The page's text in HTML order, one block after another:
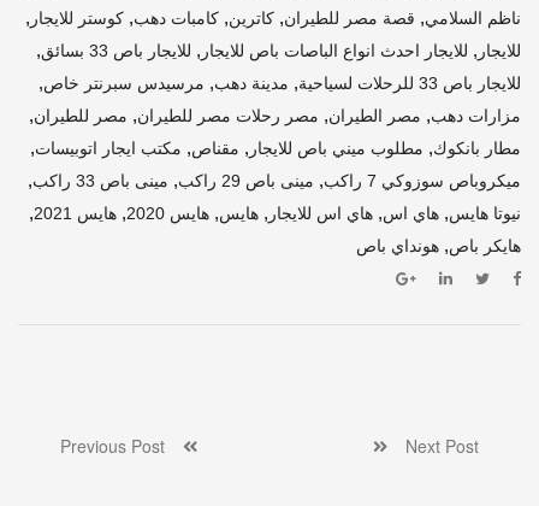
ناظم السلامي, قصة مصر للطيران, كاترين, كامبات دهب, كوستر للايجار ,
للايجار , للايجار احدث انواع الباصات باص للايجار , للايجار باص 33 بسائق ,
للايجار باص 33 للرحلات لسياحية , مدينة دهب, مرسيدس سبرنتر خاص,
مزارات دهب, مصر الطيران, مصر رحلات مصر للطيران, مصر للطيران,
مطار بانكوك, مطلوب ميني باص للايجار , مقناص, مكتب ايجار اتوبيسات,
ميكروباص سوزوكي 7 راكب , مينى باص 29 راكب , مينى باص 33 راكب ,
نيوتا هايس, هاي اس, هاي اس للايجار , هايس, هايس 2020 , هايس 2021 ,
هايكر باص, هونداي باص
Next Post